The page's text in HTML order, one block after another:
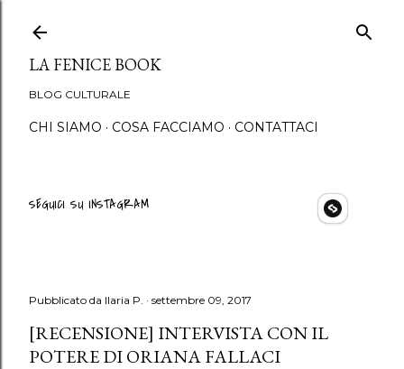
LA FENICE BOOK
BLOG CULTURALE
CHI SIAMO COSA FACCIAMO CONTATTACI
SEGUICI SU INSTAGRAM
Pubblicato da Ilaria P. settembre 09, 2017
[RECENSIONE] INTERVISTA CON IL
POTERE DI ORIANA FALLACI